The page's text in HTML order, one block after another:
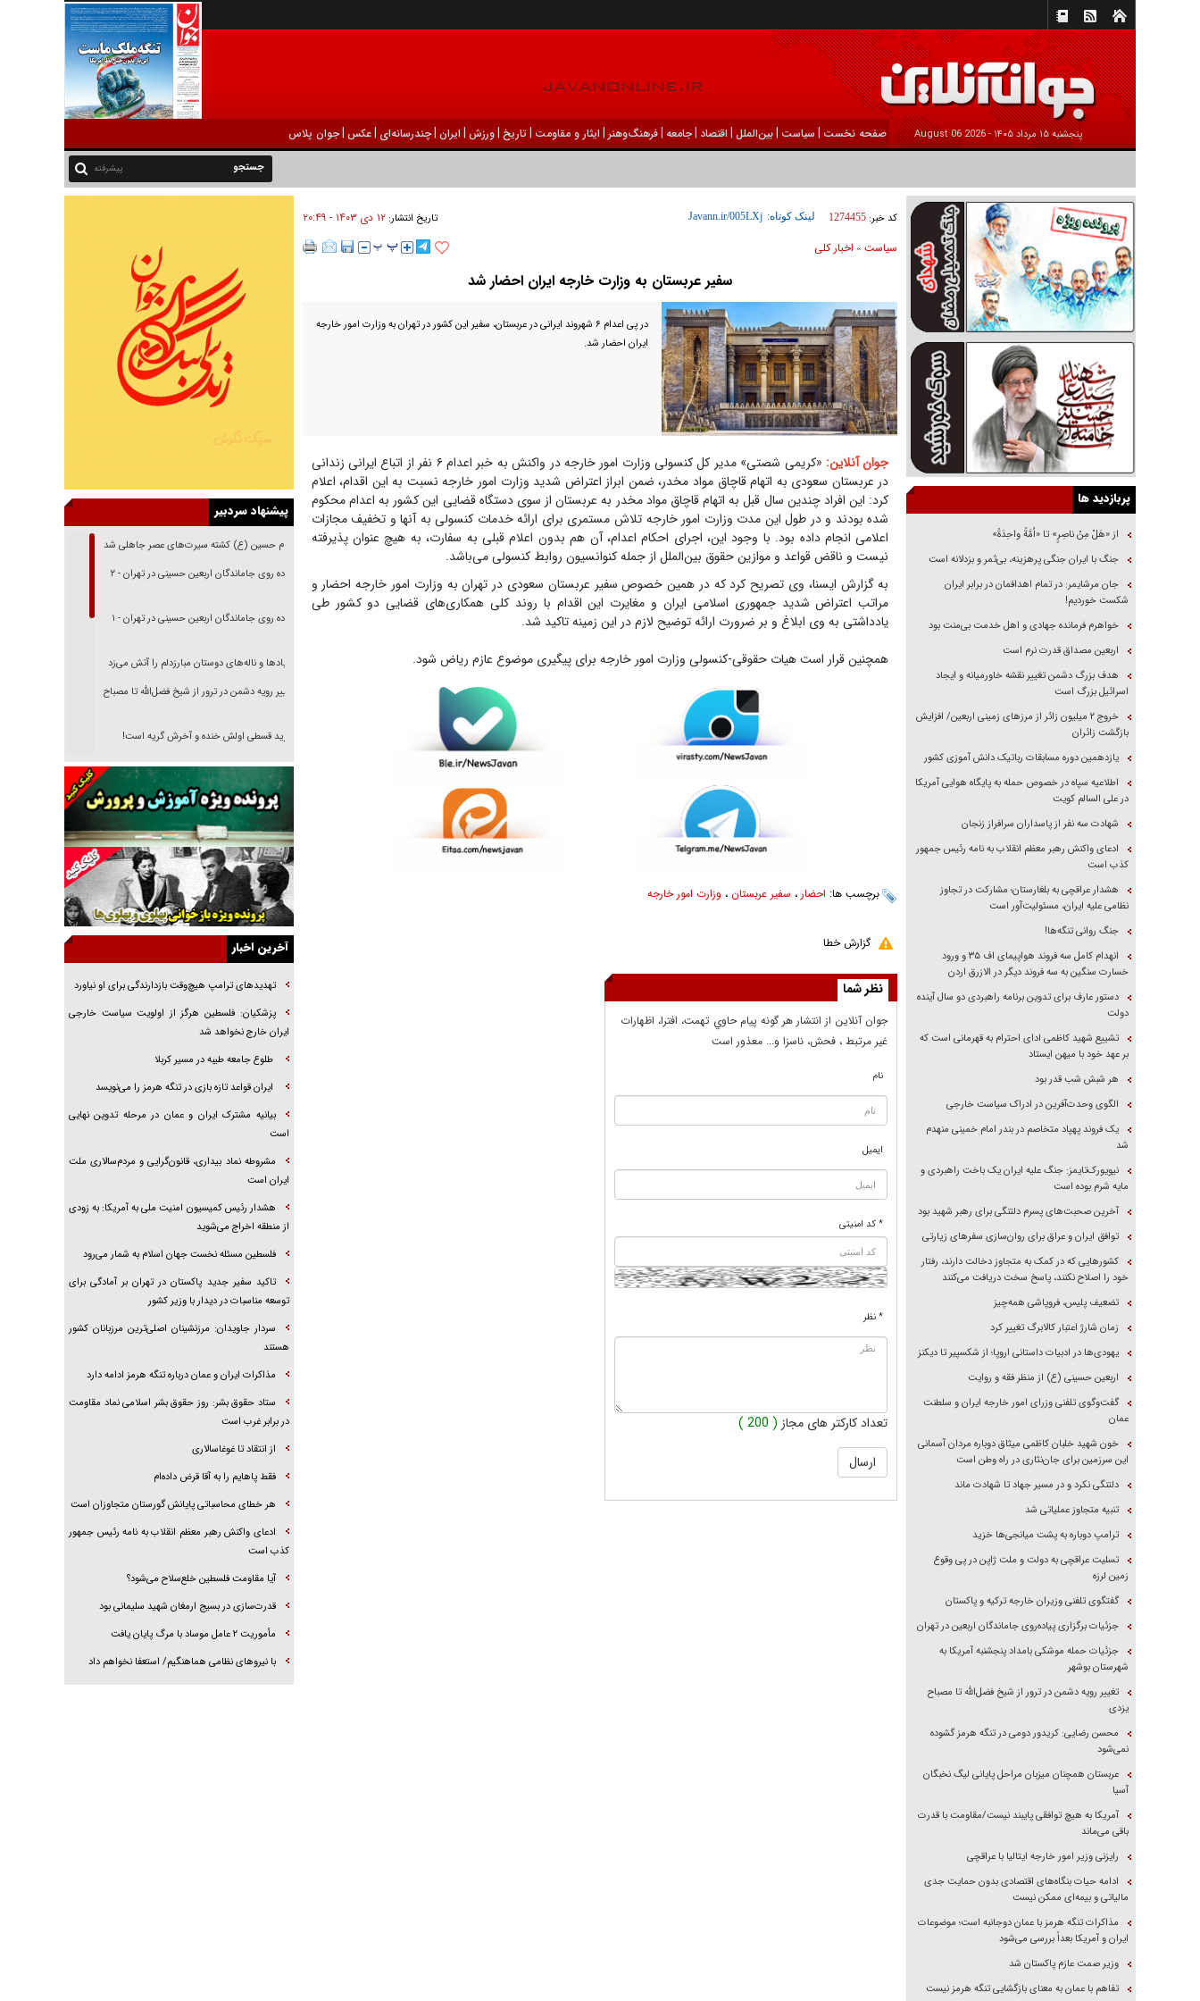
پنجشنبه ۱۵ مرداد ۱۴۰۵ - 2026 August 06 صفحه نخست | سیاست |بين‌الملل | اقتصاد |جامعه |فرهنگ‌و‌هنر | ایثار و مقاومت |تاریخ |ورزش | ايران |چندرسانه‌ای |عکس |جوان پلاس
پیشرفته
کد خبر: 1274455 لینک کوتاه: تاریخ انتشار:۱۲ دی ۱۴۰۳ - ۲۰:۴۹
سیاست» اخبار کلی
سفیر عربستان به وزارت خارجه ایران احضار شد
در پی اعدام ۶ شهروند ایرانی در عربستان، سفیر این کشور در تهران به وزارت امور خارجه
ایران احضار شد.
جوان آنلاین:
«کریمی شصتی» مدیر کل کنسولی وزارت امور خارجه در واکنش به خبر اعدام ۶ نفر از اتباع ایرانی زندانی
در عربستان سعودی به اتهام قاچاق مواد مخدر، ضمن ابراز اعتراض شدید وزارت امور خارجه نسبت به این اقدام، اعلام
کرد: این افراد چندین سال قبل به اتهام قاچاق مواد مخدر به عربستان از سوی دستگاه قضایی این کشور به اعدام محکوم
شده بودند و در طول این مدت وزارت امور خارجه تلاش مستمری برای ارائه خدمات کنسولی به آنها و تخفیف مجازات
اعلامی انجام داده بود. با وجود این، اجرای احکام اعدام، آن هم بدون اعلام قبلی به سفارت، به هیچ عنوان پذیرفته
نیست و ناقض قواعد و موازین حقوق بین‌الملل از جمله کنوانسیون روابط کنسولی می‌باشد.
به گزارش ایسنا، وی تصریح کرد که در همین خصوص سفیر عربستان سعودی در تهران به وزارت امور خارجه احضار و
مراتب اعتراض شدید جمهوری اسلامی ایران و مغایرت این اقدام با روند کلی همکاری‌های قضایی دو کشور طی
یادداشتی به وی ابلاغ و بر ضرورت ارائه توضیح لازم در این زمینه تاکید شد.
همچنین قرار است هیات حقوقی-کنسولی وزارت امور خارجه برای پیگیری موضوع عازم ریاض شود.
برچسب ها: احضار، سفیر عربستان ، وزارت امور خارجه
گزارش خطا
نظر شما
جوان آنلاين از انتشار هر گونه پيام حاوي تهمت، افترا، اظهارات
غير مرتبط ، فحش، ناسزا و... معذور است
نام
ایمیل
* کد امنیتی
* نظر
تعداد کارکتر های مجاز ( 200 )
پربازدید ها
از «هَلْ مِنْ ناصِرٍ» تا «اُمَّةً واحِدَةً»
جنگ با ایران جنگی پرهزینه، بی‌ثمر و بزدلانه است
جان مرشایمر: در تمام اهدافمان در برابر ایران
شکست خوردیم!
خواهرم فرمانده جهادی و اهل خدمت بی‌منت بود
اربعین مصداق قدرت نرم است
هدف بزرگ دشمن تغییر نقشه خاورمیانه و ایجاد
اسرائیل بزرگ است
‌خروج ۲ میلیون زائر از مرز‌های زمینی اربعین/ افزایش
بازگشت زائران
یازدهمین دوره مسابقات رباتیک دانش آموزی کشور
اطلاعیه سپاه در خصوص حمله به پایگاه هوایی آمریکا
در علی السالم کویت
شهادت سه نفر از پاسداران سرافراز زنجان
ادعای واکنش رهبر معظم انقلاب به نامه رئیس جمهور
کذب است
هشدار عراقچی به بلغارستان؛ مشارکت در تجاوز
نظامی علیه ایران، مسئولیت‌آور است
جنگ روانی تنگه‌ها!
انهدام کامل سه فروند هواپیمای اف ۳۵ و ورود
خسارت سنگین به سه فروند دیگر در الازرق اردن
دستور عارف برای تدوین برنامه راهبردی دو سال آینده
دولت
تشییع شهید کاظمی ادای احترام به قهرمانی است که
بر عهد خود با میهن ایستاد
هر شبش شب قدر بود
الگوی وحدت‌آفرین در ادراک سیاست خارجی
یک فروند پهپاد متخاصم در بندر امام خمینی منهدم
شد
نیویورک‌تایمز: جنگ علیه ایران یک باخت راهبردی و
مایه شرم بوده است
آخرین صحبت‌های پسرم دلتنگی برای رهبر شهید بود
توافق ایران و عراق برای روان‌سازی سفر‌های زیارتی
کشور‌هایی که در کمک به متجاوز دخالت دارند، رفتار
خود را اصلاح نکنند، پاسخ سخت دریافت می‌کنند
تضعیف پلیس، فروپاشی همه‌چیز
زمان شارژ اعتبار کالابرگ تغییر کرد
یهودی‌ها در ادبیات داستانی اروپا؛ از شکسپیر تا دیکنز
اربعین حسینی (ع) از منظر فقه و روایت
گفت‌وگوی تلفنی وزرای امور خارجه ایران و سلطنت
عمان
خون شهید خلبان کاظمی میثاق دوباره مردان آسمانی
این سرزمین برای جان‌نثاری در راه وطن است
دلتنگی نکرد و در مسیر جهاد تا شهادت ماند
تنبیه متجاوز عملیاتی شد
ترامپ دوباره به پشت میانجی‌ها خزید
تسلیت عراقچی به دولت و ملت ژاپن در پی وقوع
زمین لرزه
گفتگوی تلفنی وزیران خارجه ترکیه و پاکستان
جزئیات برگزاری پیاده‌روی جاماندگان اربعین در تهران
جزئیات حمله موشکی بامداد پنجشنبه آمریکا به
شهرستان بوشهر
تغییر رویه دشمن در ترور از شیخ فضل‌الله تا مصباح
یزدی
محسن رضایی: کریدور دومی در تنگه هرمز گشوده
نمی‌شود
عربستان همچنان میزبان مراحل پایانی لیگ نخبگان
آسیا
آمریکا به هیچ توافقی پایبند نیست/مقاومت با قدرت
باقی می‌ماند
رایزنی وزیر امور خارجه ایتالیا با عراقچی
ادامه حیات بنگاه‌های اقتصادی بدون حمایت جدی
مالیاتی و بیمه‌ای ممکن نیست
مذاکرات تنگه هرمز با عمان دوجانبه است؛ موضوعات
ایران و آمریکا بعداً بررسی می‌شود
وزیر صمت عازم پاکستان شد
تفاهم با عمان به معنای بازگشایی تنگه هرمز نیست
پیشنهاد سردبیر
امام حسین (ع) کشته سیرت‌های عصر جاهلی شد
پیاده روی جاماندگان اربعین حسینی در تهران - ۲
پیاده روی جاماندگان اربعین حسینی در تهران - ۱
فریاد‌ها و ناله‌های دوستان مبارزدلم را آتش می‌زد
تغییر رویه دشمن در ترور از شیخ فضل‌الله تا مصباح
خرید قسطی اولش خنده و آخرش گریه است!
فوتبال و آن «بالا»!
راهبرد غافلگیری با نسل جدید پهپاد‌ها
جنجال پزشکان تقلبی در صنعت زیبایی
یهودی‌ها در ادبیات داستانی اروپا؛ از شکسپیر تا
دیکنز
گفت‌وگو با خواهر یکی از شهدای جنگ رمضان/
خواهرم فرمانده جهادی و اهل خدمت بی‌منت بود
جزئیات شکنجه‌هایم فراتر از آن است که در بیان
بگنجد!
گزارش «جوان» از قوانین سخت‌گیرانه ۶ قاره در
تحلیل ابعاد پیام رهبر انقلاب به حزب‌الله/ مقاومت
لبنان/ هر شبش شب قدر بود
آخرین اخبار
تهدید‌های ترامپ هیچ‌وقت بازدارندگی برای او نیاورد
پزشکیان: فلسطین هرگز از اولویت سیاست خارجی
ایران خارج نخواهد شد
طلوع جامعه طیبه در مسیر کربلا
ایران قواعد تازه بازی در تنگه هرمز را می‌نویسد
بیانیه مشترک ایران و عمان در مرحله تدوین نهایی
است
مشروطه نماد بیداری، قانون‌گرایی و مردم‌سالاری ملت
ایران است
هشدار رئیس کمیسیون امنیت ملی به آمریکا: به زودی
از منطقه اخراج می‌شوید
فلسطین مسئله نخست جهان اسلام به شمار می‌رود
تاکید سفیر جدید پاکستان در تهران بر آمادگی برای
توسعه مناسبات در دیدار با وزیر کشور
سردار جاویدان: مرزنشینان اصلی‌ترین مرزبانان کشور
هستند
مذاکرات ایران و عمان درباره تنگه هرمز ادامه دارد
ستاد حقوق بشر: روز حقوق بشر اسلامی نماد مقاومت
در برابر غرب است
از انتقاد تا غوغاسالاری
فقط پاهایم را به آقا قرض داده‌ام
هر خطای محاسباتی پایانش گورستان متجاوزان است
ادعای واکنش رهبر معظم انقلاب به نامه رئیس جمهور
کذب است
آیا مقاومت فلسطین خلع‌سلاح می‌شود؟
قدرت‌سازی در بسیج ارمغان شهید سلیمانی بود
مأموریت ۲ عامل موساد با مرگ پایان یافت
با نیرو‌های نظامی هماهنگیم/ استعفا نخواهم داد